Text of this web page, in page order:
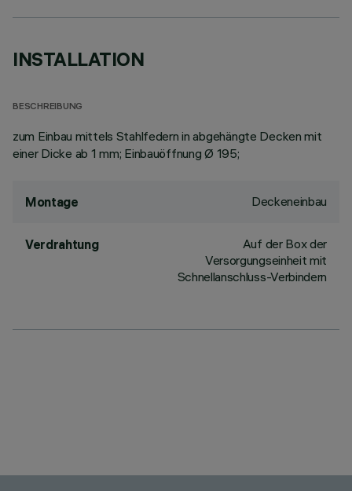
INSTALLATION
BESCHREIBUNG
zum Einbau mittels Stahlfedern in abgehängte Decken mit
einer Dicke ab 1 mm; Einbauöffnung Ø 195;
Montage Deckeneinbau
Verdrahtung
Auf der Box der
Versorgungseinheit mit
Schnellanschluss-Verbindern